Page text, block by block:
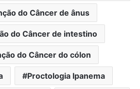
do Câncer de ânus
do Câncer de intestino
do Câncer do cólon
Proctologia Ipanema